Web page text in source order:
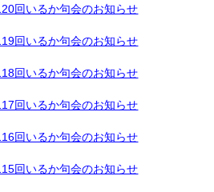
回いるか句会のお知らせ
回いるか句会のお知らせ
回いるか句会のお知らせ
回いるか句会のお知らせ
回いるか句会のお知らせ
回いるか句会のお知らせ